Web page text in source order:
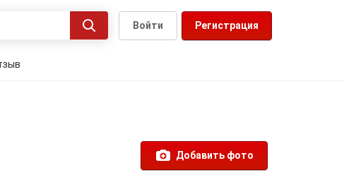
Регистрация
Войти
Добавить фото